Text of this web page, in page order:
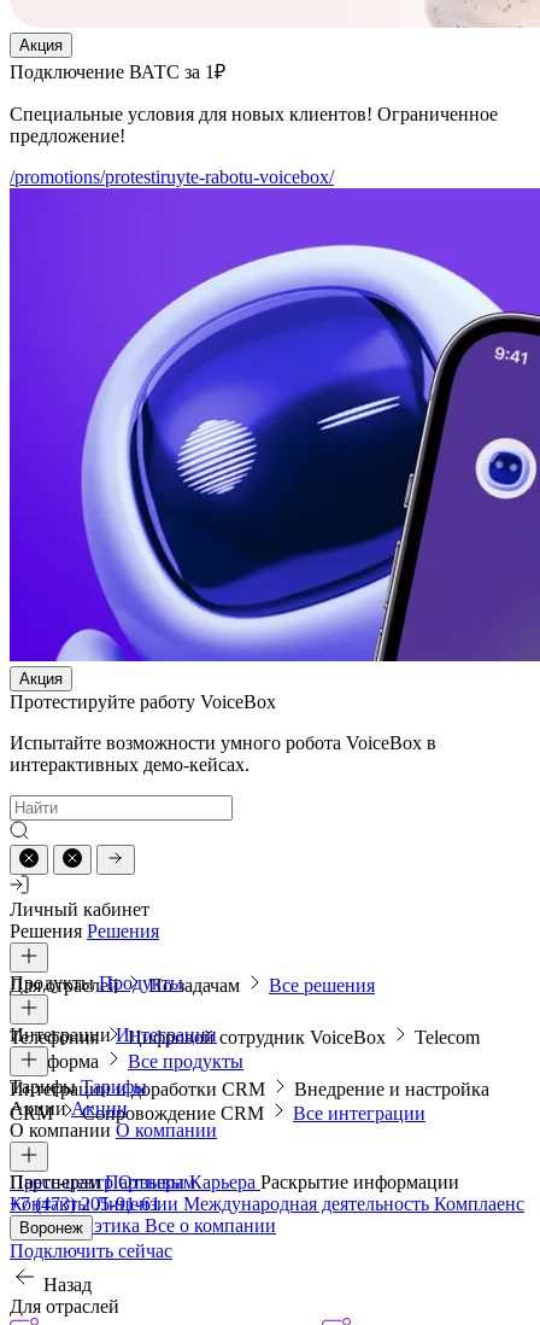
Акция
Подключение ВАТС за 1₽
Специальные условия для новых клиентов! Ограниченное
предложение!
/promotions/protestiruyte-rabotu-voicebox/
Акция
Протестируйте работу VoiceBox
Испытайте возможности умного робота VoiceBox в
интерактивных демо-кейсах.
Личный кабинет
Решения Решения
Для отраслей По задачам Все решения
ПродуктыПродукты
Телефония Цифровой сотрудник VoiceBox
Telecom
платформа
Все продукты
ИнтеграцииИнтеграции
Интеграции и доработки CRM
Внедрение и настройка
CRM
Сопровождение CRM Все интеграции
ТарифыТарифы
АкцииАкции
О компании О компании
Пресс-центрОтзывыКарьера Раскрытие информации
КонтактыЛицензии Международная деятельность Комплаенс
и деловая этика Все о компании
ПартнерамПартнерам
+7 (473) 205-91-61
Воронеж
Подключить сейчас
Назад
Для отраслей